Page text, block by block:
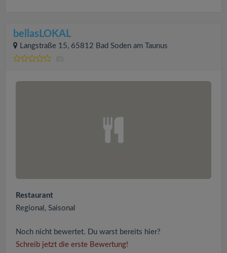
bellasLOKAL
Langstraße 15, 65812 Bad Soden am Taunus
(0)
Restaurant
Regional, Saisonal
Noch nicht bewertet. Du warst bereits hier?
Schreib jetzt die erste Bewertung!